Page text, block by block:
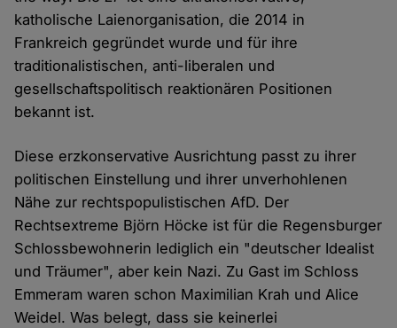
katholische Laienorganisation, die 2014 in
Frankreich gegründet wurde und für ihre
traditionalistischen, anti-liberalen und
gesellschaftspolitisch reaktionären Positionen
bekannt ist.
Diese erzkonservative Ausrichtung passt zu ihrer
politischen Einstellung und ihrer unverhohlenen
Nähe zur rechtspopulistischen AfD. Der
Rechtsextreme Björn Höcke ist für die Regensburger
Schlossbewohnerin lediglich ein "deutscher Idealist
und Träumer", aber kein Nazi. Zu Gast im Schloss
Emmeram waren schon Maximilian Krah und Alice
Weidel. Was belegt, dass sie keinerlei